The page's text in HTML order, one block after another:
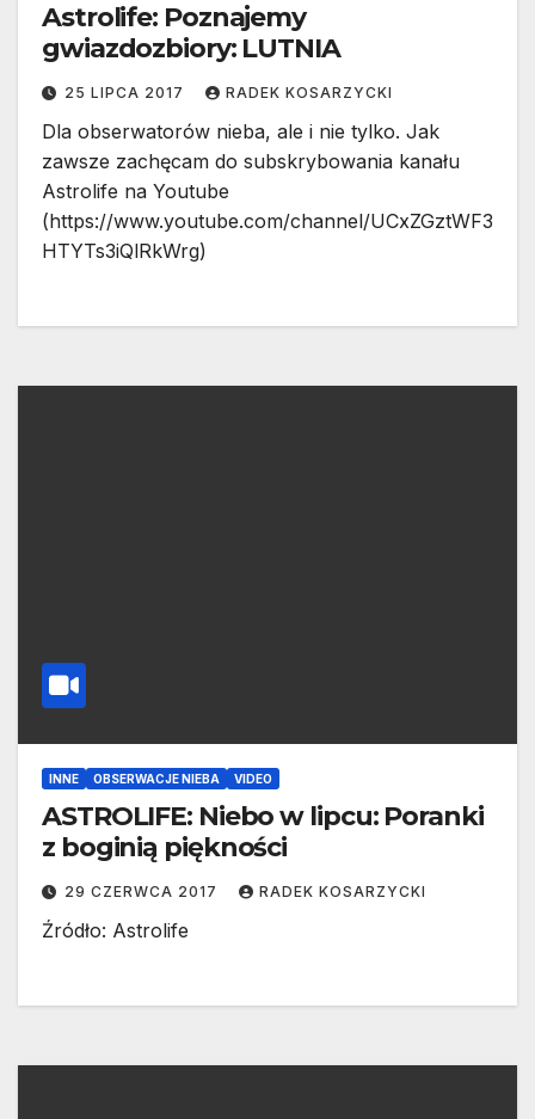
Astrolife: Poznajemy
gwiazdozbiory: LUTNIA
25 LIPCA 2017 RADEK KOSARZYCKI
Dla obserwatorów nieba, ale i nie tylko. Jak
zawsze zachęcam do subskrybowania kanału
Astrolife na Youtube
(https://www.youtube.com/channel/UCxZGztWF3
HTYTs3iQlRkWrg)
INNE OBSERWACJE NIEBA VIDEO
ASTROLIFE: Niebo w lipcu: Poranki
z boginią piękności
29 CZERWCA 2017 RADEK KOSARZYCKI
Źródło: Astrolife